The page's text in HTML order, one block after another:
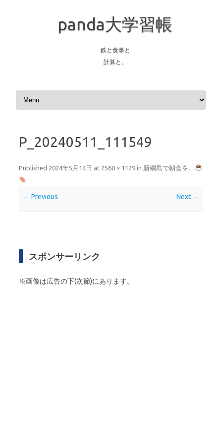
panda大学習帳
鉄と食事と
計算と。
Skip to content
P_20240511_111549
Published 2024年5月14日 at 2560 × 1129 in 新綱島で朝食を。
.
← Previous Next →
スポンサーリンク
※画像は広告の下(次節)にあります。